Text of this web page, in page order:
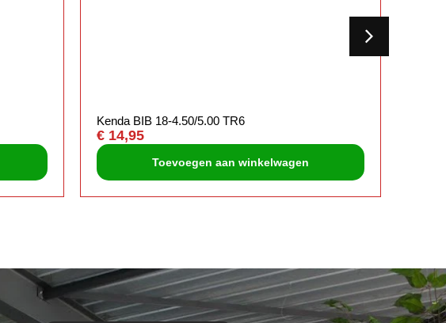
Kenda BIB 18-4.50/5.00 TR6
€ 14,95
Toevoegen aan winkelwagen